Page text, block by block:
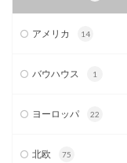
アメリカ 14
バウハウス 1
ヨーロッパ 22
北欧 75